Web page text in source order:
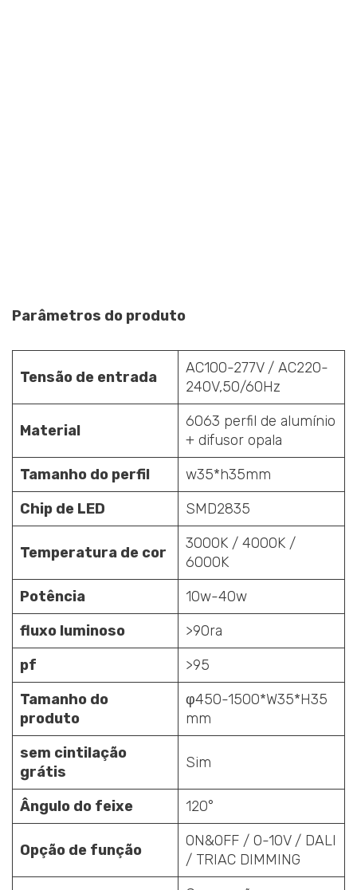
Parâmetros do produto
Tensão de entrada
AC100-277V / AC220-
240V,50/60Hz
Material
6063 perfil de alumínio
+ difusor opala
Tamanho do perfil
w35*h35mm
Chip de LED
SMD2835
Temperatura de cor
3000K / 4000K /
6000K
Potência
10w-40w
fluxo luminoso
>90ra
pf
>95
Tamanho do
produto
φ450-1500*W35*H35
mm
sem cintilação
grátis
Sim
Ângulo do feixe 120°
Opção de função
ON&OFF / 0-10V / DALI
/ TRIAC DIMMING